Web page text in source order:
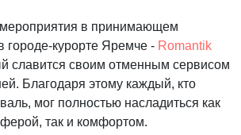
в принимающем
городе-курорте Яремче - Romantik
славится своим отменным сервисом
Благодаря этому каждый, кто
мог полностью насладиться как
так и комфортом.